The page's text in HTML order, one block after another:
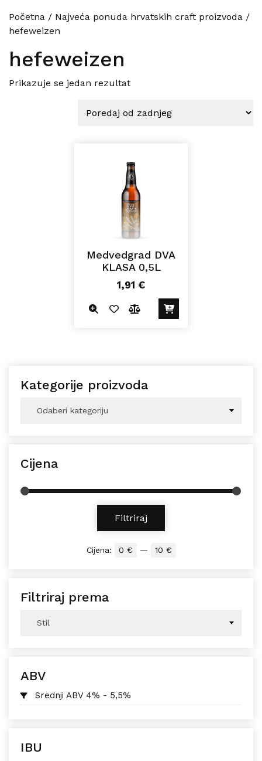
Početna / Najveća ponuda hrvatskih craft proizvoda /
hefeweizen
hefeweizen
Prikazuje se jedan rezultat
Medvedgrad DVA
KLASA 0,5L
1,91 €
Kategorije proizvoda
Odaberi kategoriju
Cijena
Filtriraj
Cijena: 0 € — 10 €
Filtriraj prema
Stil
ABV
Srednji ABV 4% - 5,5%
IBU